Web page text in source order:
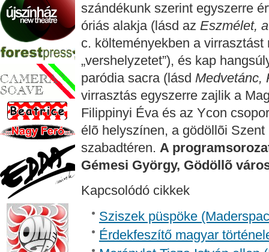
szándékunk szerint egyszerre
óriás alakja (lásd az Eszmélet,
c. költeményekben a
„vershelyzetet”), és kap
paródia sacra (lásd Medvetánc,
virrasztás egyszerre zajlik a
Filippinyi Éva és az Ycon
élõ helyszínen, a gödöllõi
szabadtéren. A
Gémesi György, Gödöllõ
Kapcsolódó cikkek
Sziszek püspöke
Érdekfeszítő magyar